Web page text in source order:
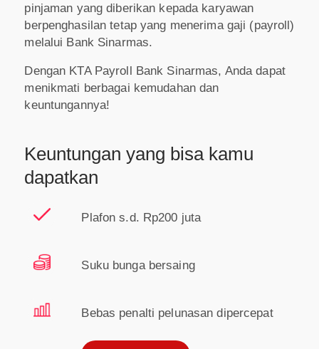
pinjaman yang diberikan kepada karyawan
berpenghasilan tetap yang menerima gaji (payroll)
melalui Bank Sinarmas.
Dengan KTA Payroll Bank Sinarmas, Anda dapat
menikmati berbagai kemudahan dan
keuntungannya!
Keuntungan yang bisa kamu
dapatkan
Plafon s.d. Rp200 juta
Suku bunga bersaing
Bebas penalti pelunasan dipercepat